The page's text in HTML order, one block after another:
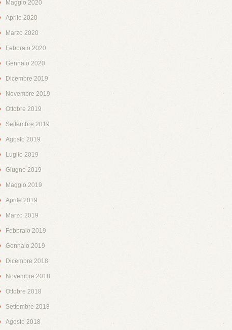
Maggio 2020
Aprile 2020
Marzo 2020
Febbraio 2020
Gennaio 2020
Dicembre 2019
Novembre 2019
Ottobre 2019
Settembre 2019
Agosto 2019
Luglio 2019
Giugno 2019
Maggio 2019
Aprile 2019
Marzo 2019
Febbraio 2019
Gennaio 2019
Dicembre 2018
Novembre 2018
Ottobre 2018
Settembre 2018
Agosto 2018